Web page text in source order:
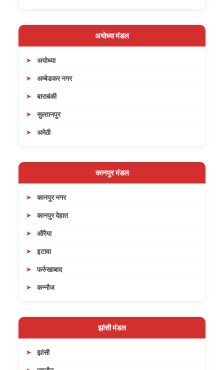
अयोध्या मंडल
अयोध्या
अम्बेडकर नगर
बाराबंकी
सुल्तानपुर
अमेठी
कानपुर मंडल
कानपुर नगर
कानपुर देहात
औरैया
इटावा
फर्रुखाबाद
कन्नौज
झांसी मंडल
झांसी